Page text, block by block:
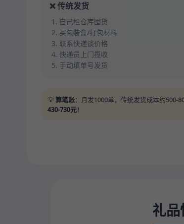
❌ 传统发货
自己租仓库囤货
买包装盒/打包材料
联系快递谈价格
快递员上门揽收
手动填单号发货
💡算笔账：月发1000单，传统发货成本约500-
430-730元！
礼品